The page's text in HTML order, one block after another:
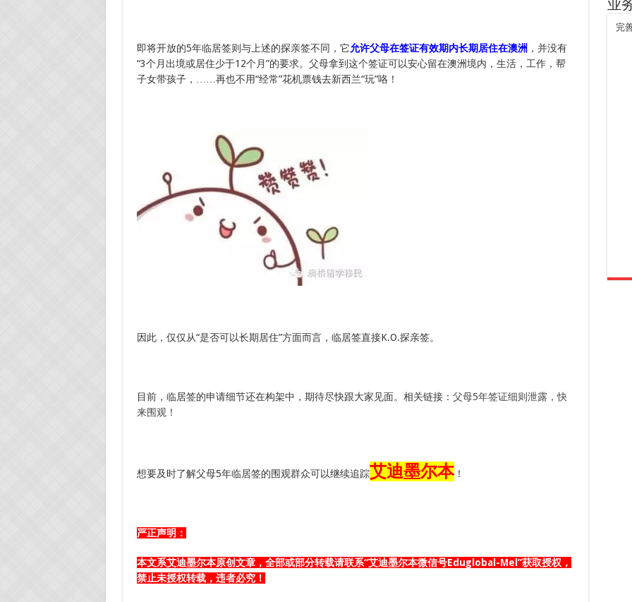
即将开放的5年临居签则与上述的探亲签不同，它允许父母在签证有效期内长期居住在澳洲 ，并没有
“3个月出境或居住少于12个月”的要求。父母拿到这个签证可以安心留在澳洲境内，生活，工作，帮
子女带孩子，……再也不用“经常”花机票钱去新西兰“玩”咯！
因此，仅仅从“是否可以长期居住”方面而言，临居签直接K.O.探亲签。
目前，临居签的申请细节还在构架中，期待尽快跟大家见面。相关链接： 父母5年签证细则泄露，快
来围观！
想要及时了解父母5年临居签的围观群众可以继续追踪艾迪墨尔本！
严正声明：
本文系艾迪墨尔本原创文章，全部或部分转载请联系“艾迪墨尔本微信号Eduglobal-Mel”获取授权，
禁止未授权转载，违者必究！
业
完